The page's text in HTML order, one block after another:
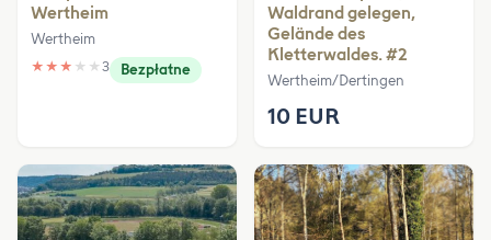
Wertheim
Wertheim
★ ★ ★ ★ ★ 3 Bezpłatne
Waldrand gelegen,
Gelände des
Kletterwaldes. #2
Wertheim/Dertingen
10 EUR